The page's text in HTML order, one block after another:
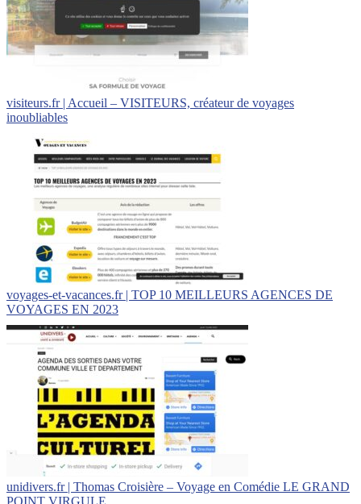
visiteurs.fr | Accueil – VISITEURS, créateur de voyages
inoubliables
voyages-et-vacances.fr | TOP 10 MEILLEURS AGENCES DE
VOYAGES EN 2023
unidivers.fr | Thomas Croisière – Voyage en Comédie LE GRAND
POINT VIRGULE…